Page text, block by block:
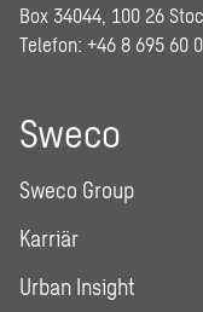
Box 34044, 100 26
Telefon: +46 8 695 60
Sweco
Sweco Group
Karriär
Urban Insight